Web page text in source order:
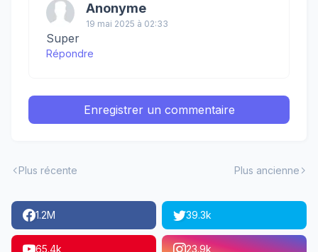
Anonyme
19 mai 2025 à 02:33
Super
Répondre
Enregistrer un commentaire
Plus récente Plus ancienne
1.2M 39.3k
65.4k 23.9k